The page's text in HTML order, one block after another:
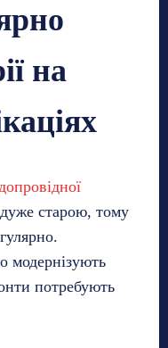
на
старою, тому
модернізують
потребують